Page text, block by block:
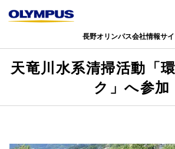
長野オリンパス会社情報サイ
天竜川水系清掃活動「
ク」へ参加